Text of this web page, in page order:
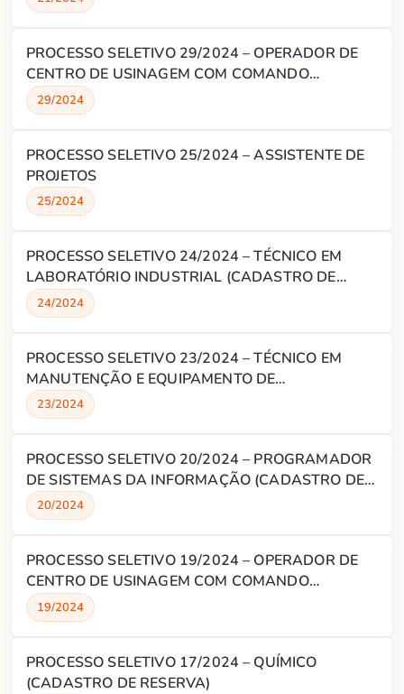
DE RESERVA)
PROCESSO SELETIVO 29/2024 – OPERADOR DE
CENTRO DE USINAGEM COM COMANDO
NUMÉRICO (CADASTRO DE RESERVA)
29/2024
PROCESSO SELETIVO 25/2024 – ASSISTENTE DE
PROJETOS
25/2024
PROCESSO SELETIVO 24/2024 – TÉCNICO EM
LABORATÓRIO INDUSTRIAL (CADASTRO DE
RESERVA)
24/2024
PROCESSO SELETIVO 23/2024 – TÉCNICO EM
MANUTENÇÃO E EQUIPAMENTO DE
INFORMÁTICA (CADASTRO DE RESERVA)
23/2024
PROCESSO SELETIVO 20/2024 – PROGRAMADOR
DE SISTEMAS DA INFORMAÇÃO (CADASTRO DE
RESERVA)
20/2024
PROCESSO SELETIVO 19/2024 – OPERADOR DE
CENTRO DE USINAGEM COM COMANDO
NUMÉRICO E PROGRAMADOR VISUAL
GRÁFICO(CADASTRO DE RESERVA)
19/2024
PROCESSO SELETIVO 17/2024 – QUÍMICO
(CADASTRO DE RESERVA)